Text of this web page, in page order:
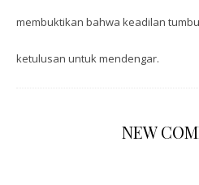
membuktikan bahwa keadilan
ketulusan untuk mendengar.
NEW